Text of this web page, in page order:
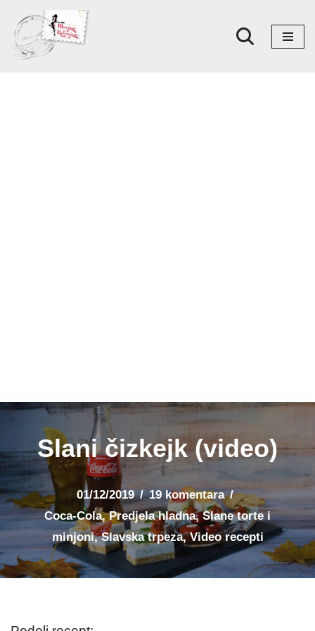
Skoči
na
Slani čizkejk (video)
01/12/2019
19 komentara
Coca-Cola,Predjela hladna,Slane torte i
minjoni,Slavska trpeza,Video recepti